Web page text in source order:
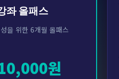
좌 올패스
을 위한 6개월 올패스
원